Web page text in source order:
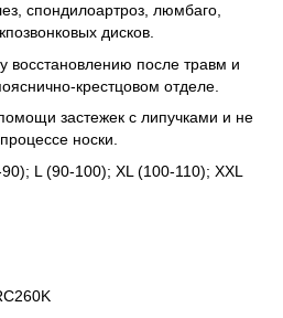
спондилоартроз, люмбаго,
дисков.
восстановлению после травм и
крестцовом отделе.
застежек с липучками и не
носки.
L (90-100); XL (100-110); XXL